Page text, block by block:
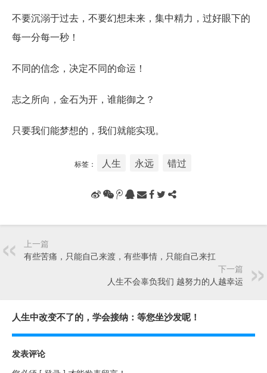
不要沉溺于过去，不要幻想未来，集中精力，过好眼下的
每一分每一秒！
不同的信念，决定不同的命运！
志之所向，金石为开，谁能御之？
只要我们能梦想的，我们就能实现。
标签： 人生 永远 错过
上一篇
有些苦痛，只能自己来渡，有些事情，只能自己来扛
下一篇
人生不会辜负我们 越努力的人越幸运
人生中改变不了的，学会接纳：等您坐沙发呢！
发表评论